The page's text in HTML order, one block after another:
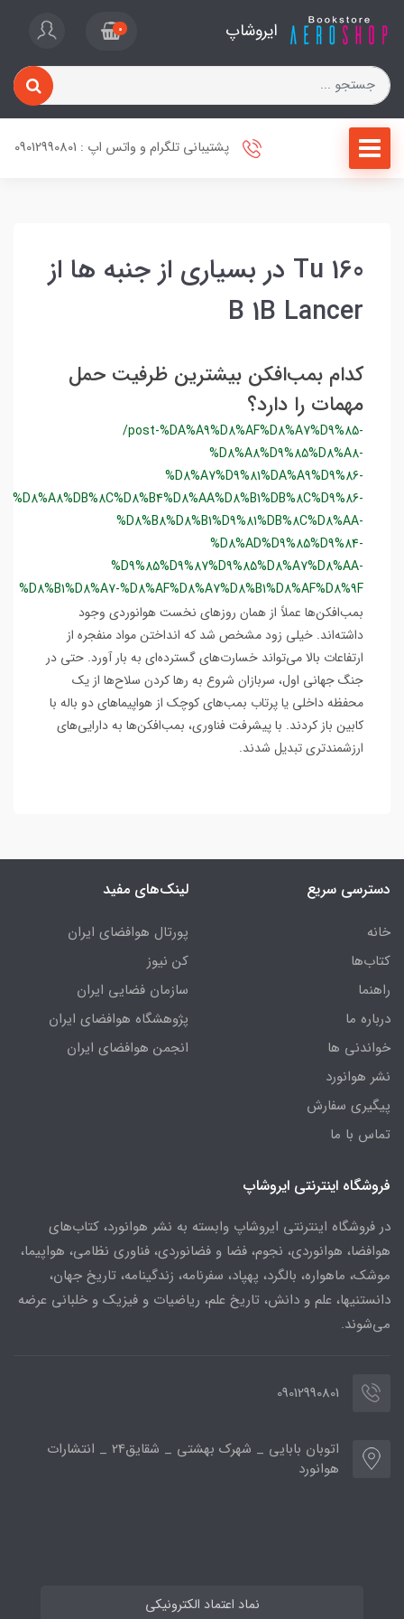
ایروشاپ 0
پشتیبانی تلگرام و واتس اپ : 09012990801
Tu 160 در بسیاری از جنبه ها از
B 1B Lancer
کدام بمب‌افکن بیشترین ظرفیت حمل
مهمات را دارد؟
/post-%DA%A9%D8%AF%D8%A7%D9%85-
%D8%A8%D9%85%D8%A8-
%D8%A7%D9%81%DA%A9%D9%86-
%D8%A8%DB%8C%D8%B4%D8%AA%D8%B1%DB%8C%D9%86-
%D8%B8%D8%B1%D9%81%DB%8C%D8%AA-
%D8%AD%D9%85%D9%84-
%D9%85%D9%87%D9%85%D8%A7%D8%AA-
%D8%B1%D8%A7-%D8%AF%D8%A7%D8%B1%D8%AF%D8%9F
بمب‌افکن‌ها عملاً از همان روزهای نخست هوانوردی وجود
داشته‌اند. خیلی زود مشخص شد که انداختن مواد منفجره از
ارتفاعات بالا می‌تواند خسارت‌های گسترده‌ای به بار آورد. حتی در
جنگ جهانی اول، سربازان شروع به رها کردن سلاح‌ها از یک
محفظه داخلی یا پرتاب بمب‌های کوچک از هواپیماهای دو باله با
کابین باز کردند. با پیشرفت فناوری، بمب‌افکن‌ها به دارایی‌های
ارزشمندتری تبدیل شدند.
دسترسی سریع
خانه
کتاب‌ها
راهنما
درباره ما
خواندنی ها
نشر هوانورد
پیگیری سفارش
تماس با ما
لینک‌های مفید
پورتال هوافضای ایران
کن نیوز
سازمان فضایی ایران
پژوهشگاه هوافضای ایران
انجمن هوافضای ایران
فروشگاه اینترنتی ایروشاپ
در فروشگاه اینترنتی ایروشاپ وابسته به نشر هوانورد، کتاب‌های
هوافضا، هوانوردی، نجوم، فضا و فضانوردی، فناوری نظامی، هواپیما،
موشک، ماهواره، بالگرد، پهپاد، سفرنامه، زندگینامه، تاریخ جهان،
دانستنیها، علم و دانش، تاریخ علم، ریاضیات و فیزیک و خلبانی عرضه
می‌شوند.
09012990801
اتوبان بابایی _ شهرک بهشتی _ شقایق24 _ انتشارات
هوانورد
نماد اعتماد الکترونیکی